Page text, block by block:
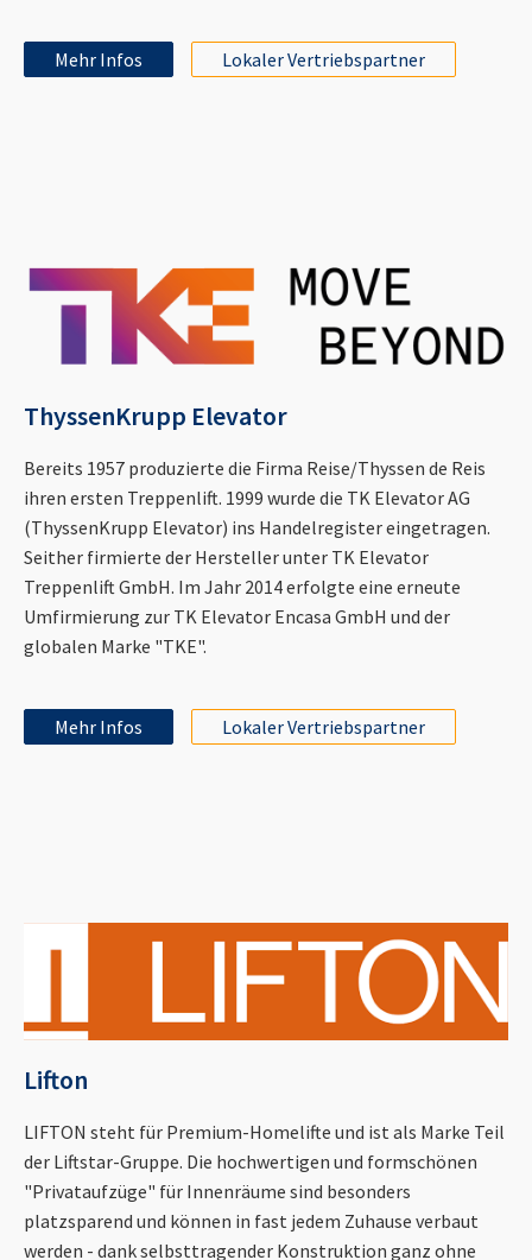
Mehr Infos Lokaler Vertriebspartner
ThyssenKrupp Elevator
Bereits 1957 produzierte die Firma Reise/Thyssen de Reis
ihren ersten Treppenlift. 1999 wurde die TK Elevator AG
(ThyssenKrupp Elevator) ins Handelregister eingetragen.
Seither firmierte der Hersteller unter TK Elevator
Treppenlift GmbH. Im Jahr 2014 erfolgte eine erneute
Umfirmierung zur TK Elevator Encasa GmbH und der
globalen Marke "TKE".
Mehr Infos Lokaler Vertriebspartner
Lifton
LIFTON steht für Premium-Homelifte und ist als Marke Teil
der Liftstar-Gruppe. Die hochwertigen und formschönen
"Privataufzüge" für Innenräume sind besonders
platzsparend und können in fast jedem Zuhause verbaut
werden - dank selbsttragender Konstruktion ganz ohne